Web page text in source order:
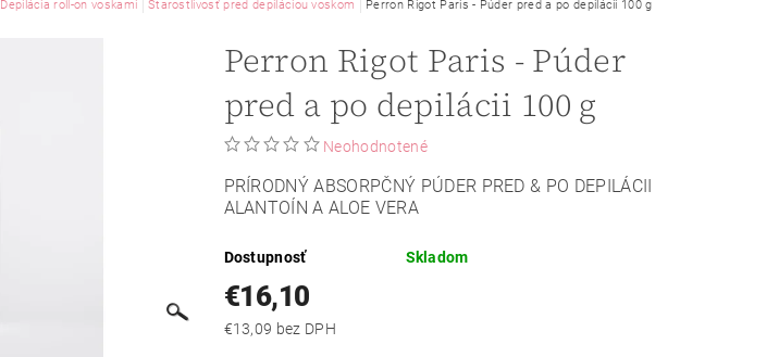
Depilácia roll-on voskami Starostlivosť pred depiláciou voskom Perron Rigot Paris - Púder pred a po depilácii 100 g
Perron Rigot Paris - Púder
pred a po depilácii 100 g
Neohodnotené
PRÍRODNÝ ABSORPČNÝ PÚDER PRED & PO DEPILÁCII
ALANTOÍN A ALOE VERA
Dostupnosť Skladom
€16,10
€13,09 bez DPH